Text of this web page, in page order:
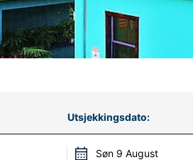
Utsjekkingsdato:
Søn 9 August